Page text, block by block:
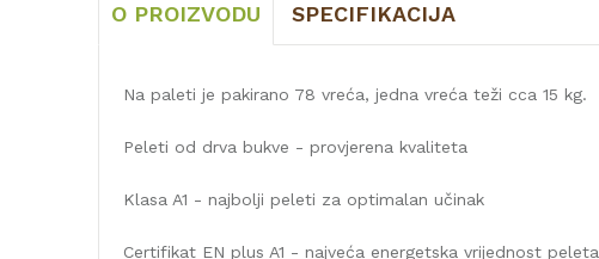
O PROIZVODU SPECIFIKACIJA
Na paleti je pakirano 78 vreća, jedna vreća teži cca 15 kg.
Peleti od drva bukve - provjerena kvaliteta
Klasa A1 - najbolji peleti za optimalan učinak
Certifikat EN plus A1 - najveća energetska vrijednost peleta